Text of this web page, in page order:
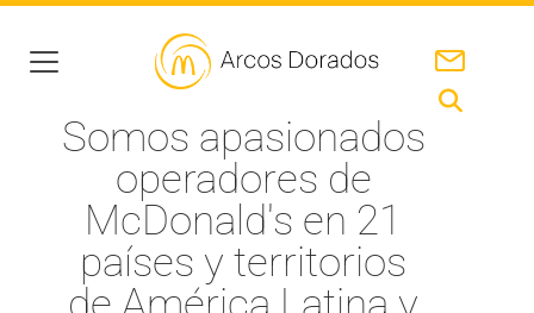
Somos apasionados
operadores de
McDonald's en 21
países y territorios
de América Latina y